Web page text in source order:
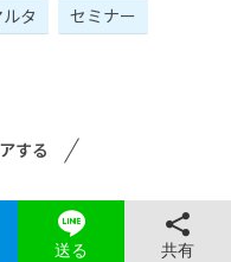
タ
セミナー
する
送る 共有